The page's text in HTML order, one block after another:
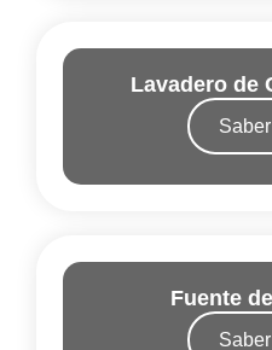
Lavadero de
Fuente